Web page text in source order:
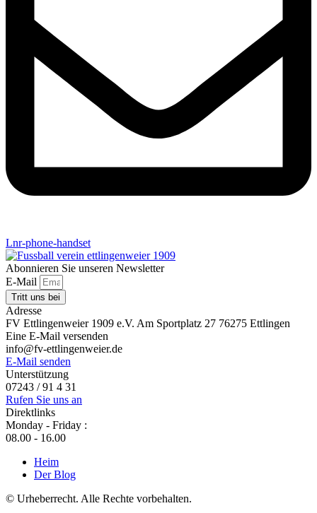
Lnr-phone-handset
Abonnieren Sie unseren Newsletter
E-Mail
Tritt uns bei
Adresse
FV Ettlingenweier 1909 e.V. Am Sportplatz 27 76275 Ettlingen
Eine E-Mail versenden
info@fv-ettlingenweier.de
E-Mail senden
Unterstützung
07243 / 91 4 31
Rufen Sie uns an
Direktlinks
Monday - Friday :
08.00 - 16.00
Heim
Der Blog
© Urheberrecht. Alle Rechte vorbehalten.